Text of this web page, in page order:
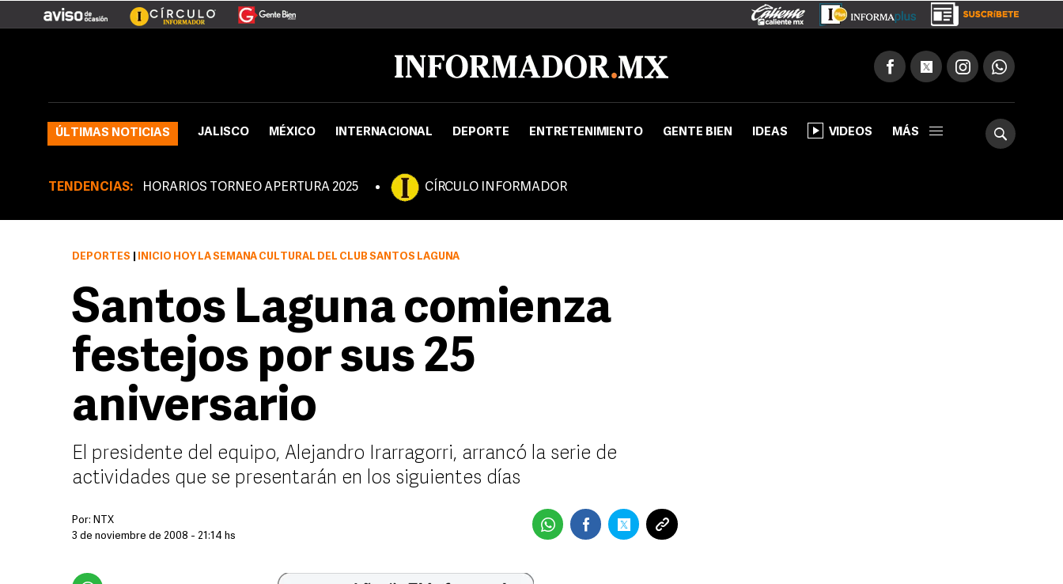
ÚLTIMAS NOTICIAS JALISCO MÉXICO INTERNACIONAL DEPORTE ENTRETENIMIENTO GENTE BIEN IDEAS VIDEOS MÁS
TENDENCIAS: HORARIOS TORNEO APERTURA 2025 CÍRCULO INFORMADOR
DEPORTES INICIÓ HOY LA SEMANA CULTURAL DEL CLUB SANTOS LAGUNA
Santos Laguna comienza
festejos por sus 25
aniversario
El presidente del equipo, Alejandro Irarragorri, arrancó la serie de
actividades que se presentarán en los siguientes días
Por: NTX
3 de noviembre de 2008 - 21:14 hs